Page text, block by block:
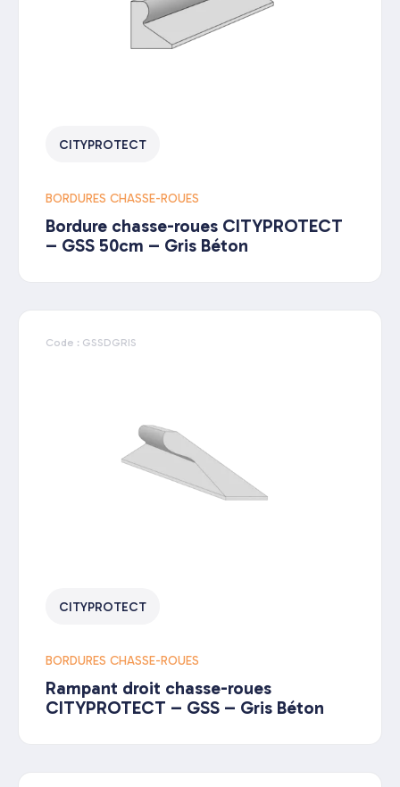
CITYPROTECT
BORDURES CHASSE-ROUES
Bordure chasse-roues CITYPROTECT
– GSS 50cm – Gris Béton
Code : GSSDGRIS
CITYPROTECT
BORDURES CHASSE-ROUES
Rampant droit chasse-roues
CITYPROTECT – GSS – Gris Béton